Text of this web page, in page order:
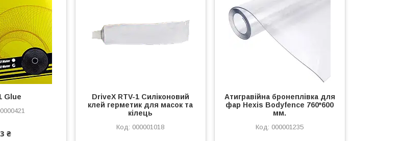
Glue
₴
DriveX RTV-1 Силіконовий
клей герметик для масок та
кілець
000001018
Атигравійна бронеплівка для
фар Hexis Bodyfence 760*600
мм.
000001235